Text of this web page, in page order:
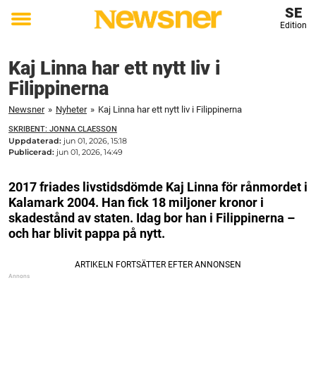
Toggle
SE
Edition
Kaj Linna har ett nytt liv i
Filippinerna
Newsner » Nyheter » Kaj Linna har ett nytt liv i Filippinerna
SKRIBENT: JONNA CLAESSON
Uppdaterad: jun 01, 2026, 15:18
Publicerad: jun 01, 2026, 14:49
2017 friades livstidsdömde Kaj Linna för rånmordet i
Kalamark 2004. Han fick 18 miljoner kronor i
skadestånd av staten. Idag bor han i Filippinerna –
och har blivit pappa på nytt.